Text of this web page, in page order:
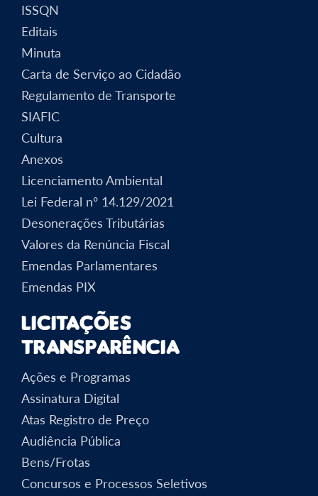
ISSQN
Editais
Minuta
Carta de Serviço ao Cidadão
Regulamento de Transporte
SIAFIC
Cultura
Anexos
Licenciamento Ambiental
Lei Federal nº 14.129/2021
Desonerações Tributárias
Valores da Renúncia Fiscal
Emendas Parlamentares
Emendas PIX
Licitações
Transparência
Ações e Programas
Assinatura Digital
Atas Registro de Preço
Audiência Pública
Bens/Frotas
Concursos e Processos Seletivos